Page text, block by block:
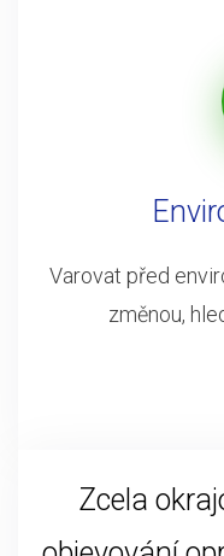
Varovat před
změnou,
Zcela